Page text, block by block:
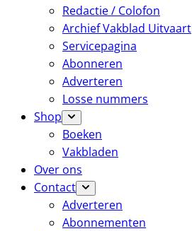
Redactie / Colofon
Archief Vakblad Uitvaart
Servicepagina
Abonneren
Adverteren
Losse nummers
Shop
Boeken
Vakbladen
Over ons
Contact
Adverteren
Abonnementen